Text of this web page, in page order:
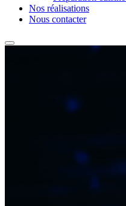
Nos réalisations
Nous contacter